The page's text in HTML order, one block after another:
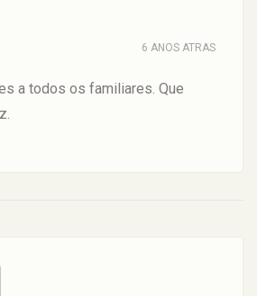
6 ANOS ATRAS
a todos os familiares. Que